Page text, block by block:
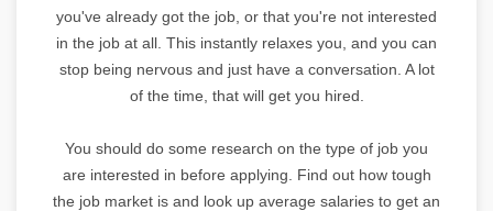
you've already got the job, or that you're not interested
in the job at all. This instantly relaxes you, and you can
stop being nervous and just have a conversation. A lot
of the time, that will get you hired.
You should do some research on the type of job you
are interested in before applying. Find out how tough
the job market is and look up average salaries to get an